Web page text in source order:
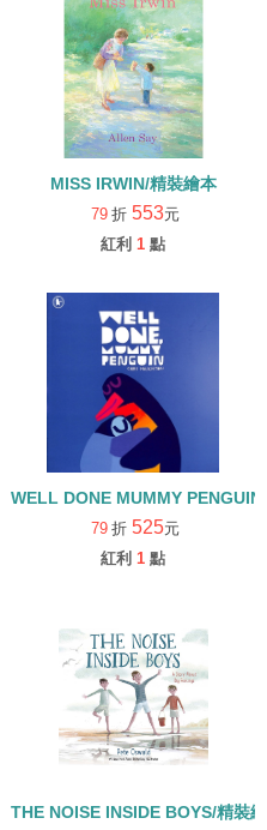
MISS IRWIN/精裝繪本
79 折 553元
紅利 1 點
IT/精裝繪本
WELL DONE MUMMY
79 折 525元
紅利 1 點
TO SAY EVERY DAY/精裝繪本
THE NOISE INSIDE BOYS/精裝